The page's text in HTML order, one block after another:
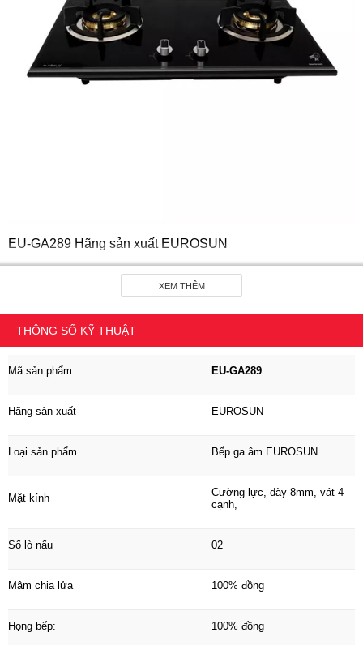
EU-GA289 Hãng sản xuất EUROSUN
Loại sản phẩm Bếp ga âm EUROSUN
Mâm chia lửa 100% đồng
Họng bếp: 100% đồng
Có Chế độ ngăt ga an toàn Orkali
Lượng gá tiêu thụ 0.28 kg/h/lò
XEM THÊM
THÔNG SỐ KỸ THUẬT
Mã sản phẩm EU-GA289
Hãng sản xuất EUROSUN
Loại sản phẩm Bếp ga âm EUROSUN
Mặt kính
Cường lực, dày 8mm, vát 4
cạnh,
Số lò nấu 02
Mâm chia lửa 100% đồng
Họng bếp: 100% đồng